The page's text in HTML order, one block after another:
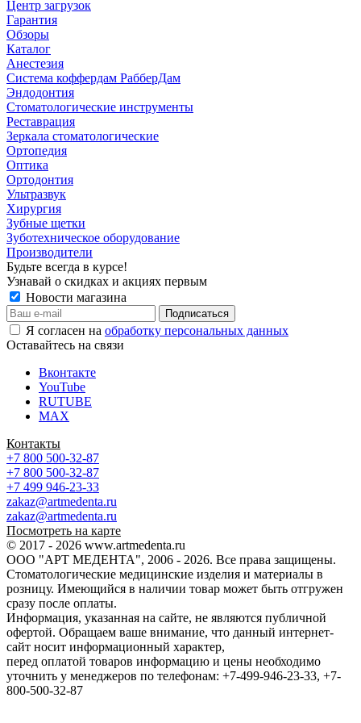
Центр загрузок
Гарантия
Обзоры
Каталог
Анестезия
Система коффердам РабберДам
Эндодонтия
Стоматологические инструменты
Реставрация
Зеркала стоматологические
Ортопедия
Оптика
Ортодонтия
Ультразвук
Хирургия
Зубные щетки
Зуботехническое оборудование
Производители
Будьте всегда в курсе!
Узнавай о скидках и акциях первым
Новости магазина
Я согласен на обработку персональных данных
Оставайтесь на связи
Вконтакте
YouTube
RUTUBE
MAX
Контакты
+7 800 500-32-87
+7 800 500-32-87
+7 499 946-23-33
zakaz@artmedenta.ru
zakaz@artmedenta.ru
Посмотреть на карте
© 2017 - 2026 www.artmedenta.ru
ООО "АРТ МЕДЕНТА", 2006 - 2026. Все права защищены.
Стоматологические медицинские изделия и материалы в
розницу. Имеющийся в наличии товар может быть отгружен
сразу после оплаты.
Информация, указанная на сайте, не являются публичной
офертой. Обращаем ваше внимание, что данный интернет-
сайт носит информационный характер,
перед оплатой товаров информацию и цены необходимо
уточнить у менеджеров по телефонам: +7-499-946-23-33, +7-
800-500-32-87